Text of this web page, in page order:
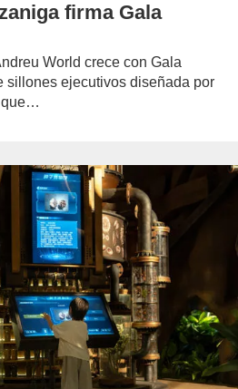
firma Gala
World crece con Gala
sillones ejecutivos diseñada por
que…